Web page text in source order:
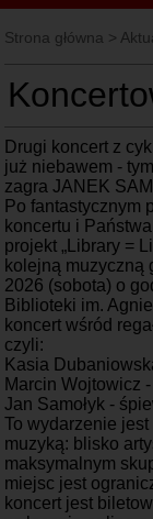
Strona główna >
Drugi koncert z
już niebawem -
zagra JANEK
Po fantastycznym
koncertu i
projekt „Library =
kolejną muzyczną
2026 (sobota) o
Biblioteki im.
koncert wśród
czyli:
Kasia
Marcin Wojtowicz
Jan Samołyk -
To wydarzenie
muzyką: blisko
maksymalnym
miejsc jest
koncert jest